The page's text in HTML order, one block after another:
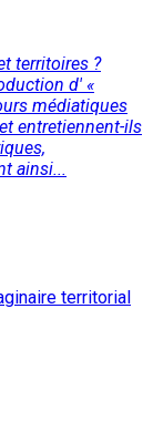
territoires ?
d' «
médiatiques
entretiennent-ils
ainsi...
territorial